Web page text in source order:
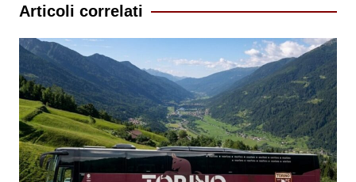
Articoli correlati